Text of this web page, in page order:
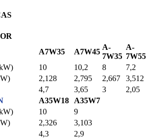
A7W35 A7W45
A-
7W35
A-
7W55
10 10,2 8
7,2
2,128 2,795 2,667
3,512
4,7 3,65 3
2,05
A35W18
A35W7
10
9
2,326
3,103
4,3 2,9